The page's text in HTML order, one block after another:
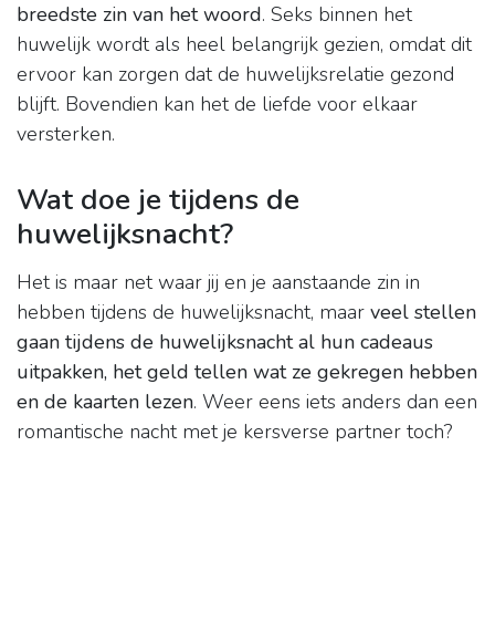
breedste zin van het woord. Seks binnen het
huwelijk wordt als heel belangrijk gezien, omdat dit
ervoor kan zorgen dat de huwelijksrelatie gezond
blijft. Bovendien kan het de liefde voor elkaar
versterken.
Wat doe je tijdens de
huwelijksnacht?
Het is maar net waar jij en je aanstaande zin in
hebben tijdens de huwelijksnacht, maar veel stellen
gaan tijdens de huwelijksnacht al hun cadeaus
uitpakken, het geld tellen wat ze gekregen hebben
en de kaarten lezen. Weer eens iets anders dan een
romantische nacht met je kersverse partner toch?